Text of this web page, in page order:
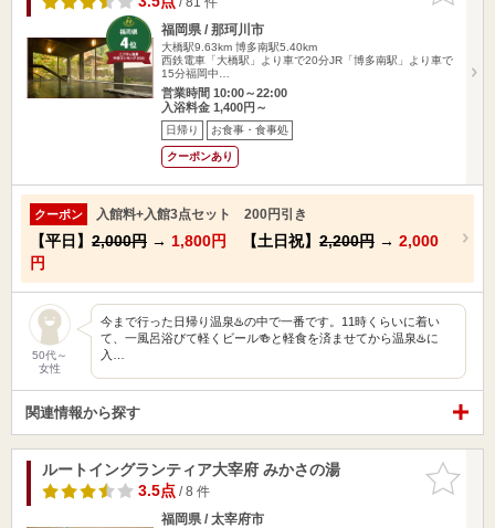
福岡県 / 那珂川市
大橋駅9.63km 博多南駅5.40km
西鉄電車「大橋駅」より車で20分JR「博多南駅」より車で
15分福岡中…
営業時間 10:00～22:00
入浴料金 1,400円～
日帰り お食事・食事処
クーポンあり
クーポン 入館料+入館3点セット 200円引き
【平日】 2,000円 → 1,800円 【土日祝】 2,200円 → 2,000
円
50代～
女性
今まで行った日帰り温泉♨️の中で一番です。11時くらいに着い
て、一風呂浴びて軽くビール🍻と軽食を済ませてから温泉♨️に
入…
関連情報から探す
お気に入
りに追加
ルートイングランティア大宰府 みかさの湯
3.5点/ 8 件
福岡県 / 太宰府市